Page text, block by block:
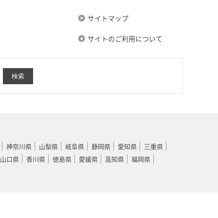
サイトマップ
サイトのご利用について
神奈川県 山梨県 岐阜県 静岡県 愛知県
三重県
山口県
香川県 徳島県 愛媛県 高知県 福岡県